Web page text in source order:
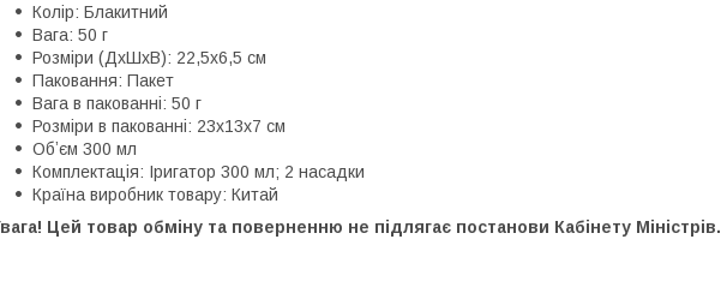
Колір: Блакитний
Вага: 50 г
Розміри (ДхШхВ): 22,5х6,5 см
Паковання: Пакет
Вага в пакованні: 50 г
Розміри в пакованні: 23х13х7 см
Обʼєм 300 мл
Комплектація: Іригатор 300 мл; 2 насадки
Країна виробник товару: Китай
Цей товар обміну та поверненню не підлягає постанови Кабінету Міністрів.